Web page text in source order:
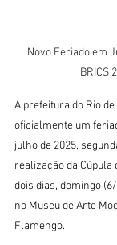
Novo Feriado em
A prefeitura do Rio
oficialmente um
julho de 2025,
realização da Cúpula
dois dias, domingo
no Museu de Arte
Flamengo.